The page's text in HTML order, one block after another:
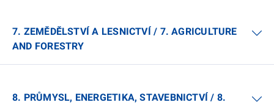
7. ZEMĚDĚLSTVÍ A LESNICTVÍ / 7. AGRICULTURE
AND FORESTRY
8. PRŮMYSL, ENERGETIKA, STAVEBNICTVÍ / 8.